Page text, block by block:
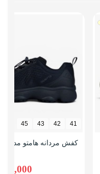
41
42
43
45
کفش مردانه هامتو مدل 371481A-1